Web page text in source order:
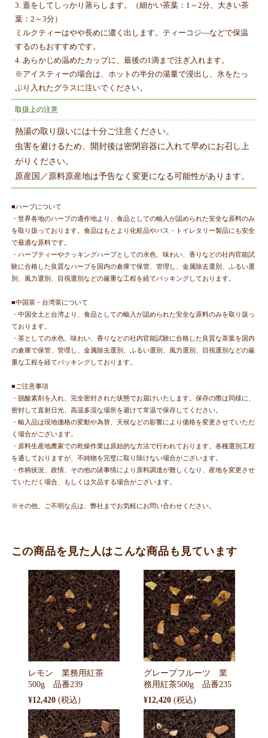
3. 蓋をしてしっかり蒸らします。（細かい茶葉：1～2分、大きい茶
葉：2～3分）
ミルクティーはやや長めに濃く出します。ティーコジ―などで保温
するのもおすすめです。
4. あらかじめ温めたカップに、最後の1滴まで注ぎ入れます。
※アイスティーの場合は、ホットの半分の湯量で浸出し、氷をたっ
ぷり入れたグラスに注いでください。
取扱上の注意
熱湯の取り扱いには十分ご注意ください。
虫害を避けるため、開封後は密閉容器に入れて早めにお召し上
がりください。
原産国／原料原産地は予告なく変更になる可能性があります。
■ハーブについて
・世界各地のハーブの適作地より、食品としての輸入が認められた安全な原料のみ
を取り扱っております。食品はもとより化粧品やバス・トイレタリー製品にも安全
で最適な原料です。
・ハーブティーやクッキングハーブとしての水色、味わい、香りなどの社内官能試
験に合格した良質なハーブを国内の倉庫で保管、管理し、金属除去選別、ふるい選
別、風力選別、目視選別などの厳重な工程を経てパッキングしております。
■中国茶・台湾茶について
・中国全土と台湾より、食品としての輸入が認められた安全な原料のみを取り扱っ
ております。
・茶としての水色、味わい、香りなどの社内官能試験に合格した良質な茶葉を国内
の倉庫で保管、管理し、金属除去選別、ふるい選別、風力選別、目視選別などの厳
重な工程を経てパッキングしております。
■ご注意事項
・脱酸素剤を入れ、完全密封された状態でお届けいたします。保存の際は同様に、
密封して直射日光、高温多湿な場所を避けて常温で保存してください。
・輸入品は現地価格の変動や為替、天候などの影響により価格を変更させていただ
く場合がございます。
・原料生産地農家での乾燥作業は原始的な方法で行われております。各種選別工程
を通しておりますが、不純物を完璧に取り除けない場合がございます。
・作柄状況、政情、その他の諸事情により原料調達が難しくなり、産地を変更させ
ていただく場合、もしくは欠品する場合がございます。
※その他、ご不明な点は、弊社までお気軽にお問い合わせください。
この商品を見た人はこんな商品も見ています
レモン 業務用紅茶
500g 品番239
¥12,420
グレープフルーツ 業
務用紅茶500g 品番235
¥12,420